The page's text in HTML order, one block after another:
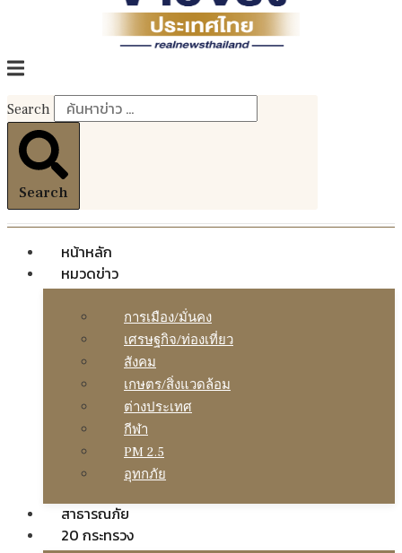
Search
Search
หน้าหลัก
หมวดข่าว
การเมือง/มั่นคง
เศรษฐกิจ/ท่องเที่ยว
สังคม
เกษตร/สิ่งแวดล้อม
ต่างประเทศ
กีฬา
PM 2.5
อุทกภัย
สาธารณภัย
20 กระทรวง